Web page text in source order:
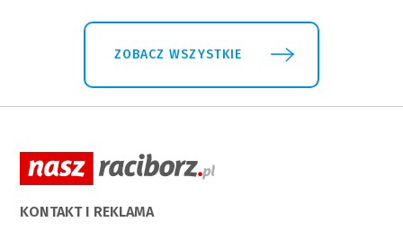
ZOBACZ WSZYSTKIE
KONTAKT I REKLAMA